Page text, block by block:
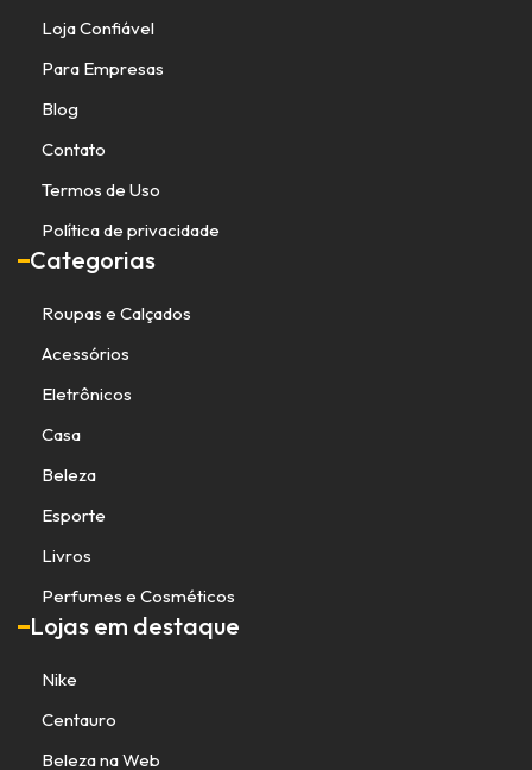
Loja Confiável
Para Empresas
Blog
Contato
Termos de Uso
Política de privacidade
Categorias
Roupas e Calçados
Acessórios
Eletrônicos
Casa
Beleza
Esporte
Livros
Perfumes e Cosméticos
Lojas em destaque
Nike
Centauro
Beleza na Web